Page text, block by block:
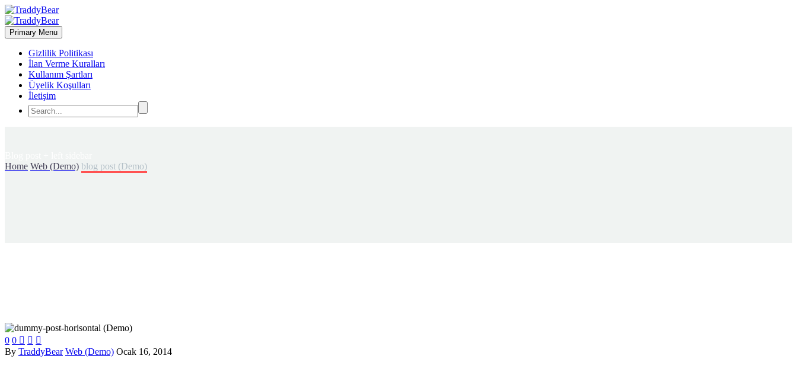
Primary Menu
Gizlilik Politikası
İlan Verme Kuralları
Kullanım Şartları
Üyelik Koşulları
İletişim
Home Web (Demo) blog post (Demo)
0 0   
By TraddyBear Web (Demo) Ocak 16, 2014